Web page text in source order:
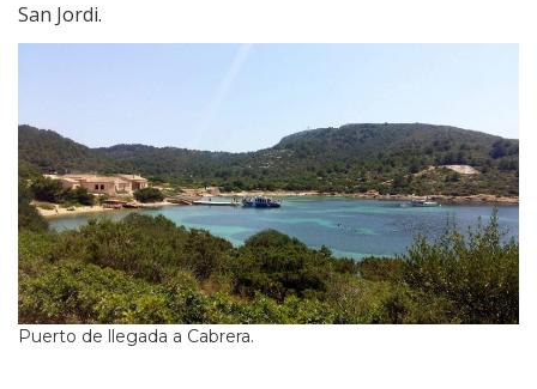
San Jordi.
Puerto de llegada a Cabrera.